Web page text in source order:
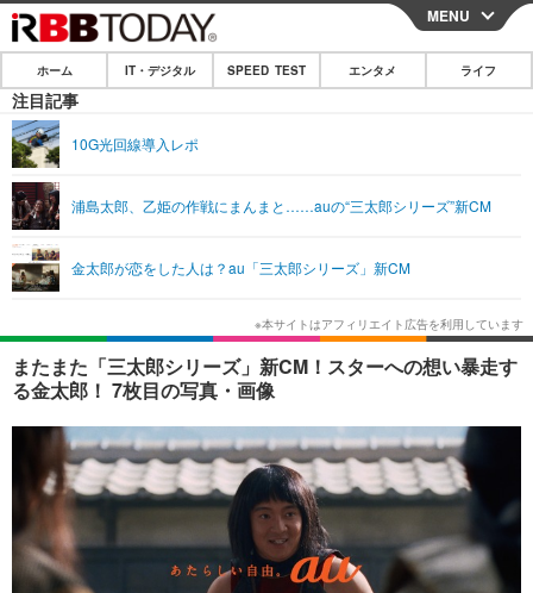
CLOSE
ホーム
IT・デジタル
ショッピング その他
SPEED TEST
エンタメ
エンタメTOP 映画・ドラマ
韓国・芸能
音楽 スポーツ
ショッピング その他
ライフ
ライフTOP グルメ
ペット ショッピング
その他
リリース一覧
プッシュ通知の停止方法
MENU
ホーム IT・デジタル SPEED TEST エンタメ ライフ
注目記事
10G光回線導入レポ
浦島太郎、乙姫の作戦にまんまと……auの“三太郎シリーズ”新CM
金太郎が恋をした人は？au「三太郎シリーズ」新CM
またまた「三太郎シリーズ」新CM！スターへの想い暴走す
る金太郎！ 7枚目の写真・画像